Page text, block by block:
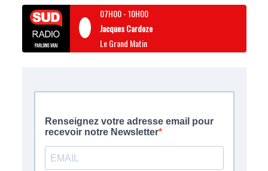
07H00-10H00
Jacques Cardoze
Le Grand Matin